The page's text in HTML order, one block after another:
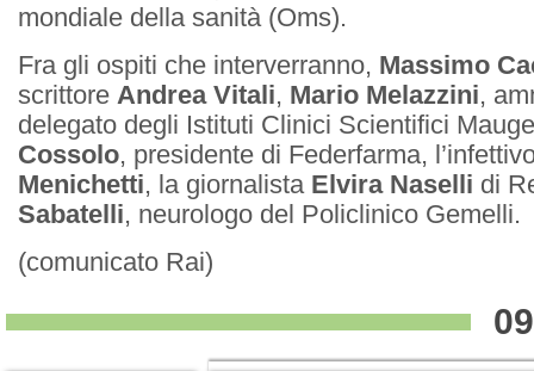
mondiale della sanità (Oms).
Fra gli ospiti che interverranno, Massimo
scrittore Andrea Vitali, Mario Melazzini,
delegato degli Istituti Clinici Scientifici
Cossolo, presidente di Federfarma,
Menichetti, la giornalista Elvira Naselli di
Sabatelli, neurologo del Policlinico Gemelli.
(comunicato Rai)